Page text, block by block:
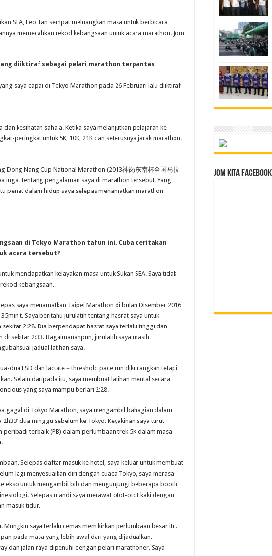
SEA, Leo Tan sempat meluangkan masa untuk berbicara
memecahkan rekod kebangsaan untuk acara marathon. Jom
diiktiraf sebagai pelari marathon terpantas
saya capai di Tokyo Marathon pada 26 Februari lalu diiktiraf
dan kesihatan sahaja. Ketika saya melanjutkan pelajaran ke
peringkat untuk 5K, 10K, 21K dan seterusnya jarak marathon.
Dong Nang Cup National Marathon (2013神岗东南杯全国马拉
ingat tentang pengalaman saya di marathon tersebut. Yang
penat dalam hidup saya selepas menamatkan marathon
di Tokyo Marathon tahun ini. Cuba ceritakan
acara tersebut?
mendapatkan kelayakan masa untuk Sukan SEA. Saya tidak
kebangsaan.
saya menamatkan Taipei Marathon di bulan Disember 2016
Saya beritahu jurulatih tentang hasrat saya untuk
2:28. Dia berpendapat hasrat saya terlalu tinggi dan
di sekitar 2:33. Bagaimananpun, jurulatih saya masih
jadual latihan saya.
dua LSD dan lactate－threshold pace run dikurangkan tetapi
Selain daripada itu, saya membuat latihan mental secara
yang saya mampu berlari 2:28.
gagal di Tokyo Marathon, saya mengambil bahagian dalam
dua minggu sebelum ke Tokyo. Keyakinan saya turut
terbaik (PB) dalam perlumbaan trek 5K dalam masa
Selepas daftar masuk ke hotel, saya keluar untuk membuat
lagi menyesuaikan diri dengan cuaca Tokyo, saya merasa
ekso untuk mengambil bib dan mengunjungi beberapa booth
Selepas mandi saya merawat otot-otot kaki dengan
masuk tidur.
Mungkin saya terlalu cemas memikirkan perlumbaan besar itu.
pada masa yang lebih awal dari yang dijadualkan.
dan jalan raya dipenuhi dengan pelari marathoner. Saya
Jom Kita Facebook